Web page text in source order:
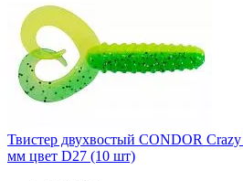
Твистер двухвостый CONDOR
мм цвет D27 (10 шт)